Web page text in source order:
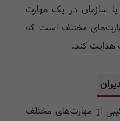
سازمان در یک مهارت
مختلف است که
هدایت کند.
از مهارت‌های مختلف